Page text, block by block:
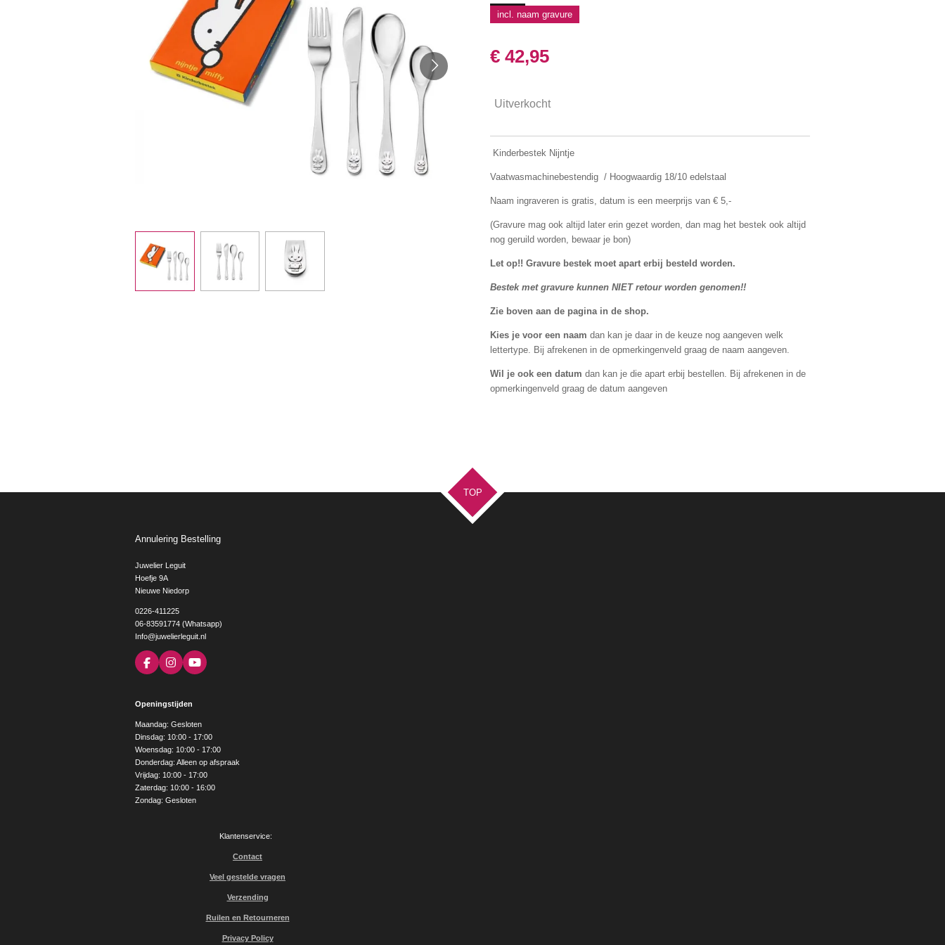
incl. naam gravure
€ 42,95
Uitverkocht
Kinderbestek Nijntje
Vaatwasmachinebestendig / Hoogwaardig 18/10 edelstaal
Naam ingraveren is gratis, datum is een meerprijs van € 5,-
(Gravure mag ook altijd later erin gezet worden, dan mag het bestek ook altijd
nog geruild worden, bewaar je bon)
Let op!! Gravure bestek moet apart erbij besteld worden.
Bestek met gravure kunnen NIET retour worden genomen!!
Zie boven aan de pagina in de shop.
Kies je voor een naam dan kan je daar in de keuze nog aangeven welk
lettertype. Bij afrekenen in de opmerkingenveld graag de naam aangeven.
Wil je ook een datum dan kan je die apart erbij bestellen. Bij afrekenen in de
opmerkingenveld graag de datum aangeven
TOP
Annulering Bestelling
Juwelier Leguit
Hoefje 9A
Nieuwe Niedorp
0226-411225
06-83591774 (Whatsapp)
Info@juwelierleguit.nl
F
a
b
o
k
I
n
a
g
r
a
m
Y
o
e
Openingstijden
Maandag: Gesloten
Dinsdag: 10:00 - 17:00
Woensdag: 10:00 - 17:00
Donderdag: Alleen op afspraak
Vrijdag: 10:00 - 17:00
Zaterdag: 10:00 - 16:00
Zondag: Gesloten
Klantenservice:
Contact
Veel gestelde vragen
Verzending
Ruilen en Retourneren
Privacy Policy